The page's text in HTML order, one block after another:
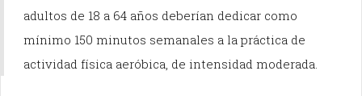
adultos de 18 a 64 años deberían dedicar como
mínimo 150 minutos semanales a la práctica de
actividad física aeróbica, de intensidad moderada.